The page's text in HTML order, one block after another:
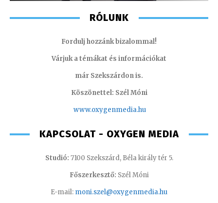
RÓLUNK
Fordulj hozzánk bizalommal!
Várjuk a témákat és információkat
már Szekszárdon is.
Köszönettel: Szél Móni
www.oxygenmedia.hu
KAPCSOLAT - OXYGEN MEDIA
Studió: 7100 Szekszárd, Béla király tér 5.
Főszerkesztő: Szél Móni
E-mail: moni.szel@oxygenmedia.hu